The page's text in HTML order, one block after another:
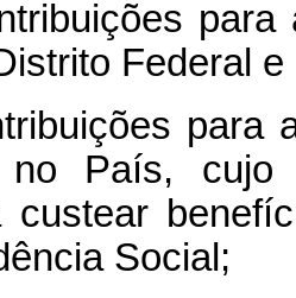
Federal
para
no País,
custear
Social;